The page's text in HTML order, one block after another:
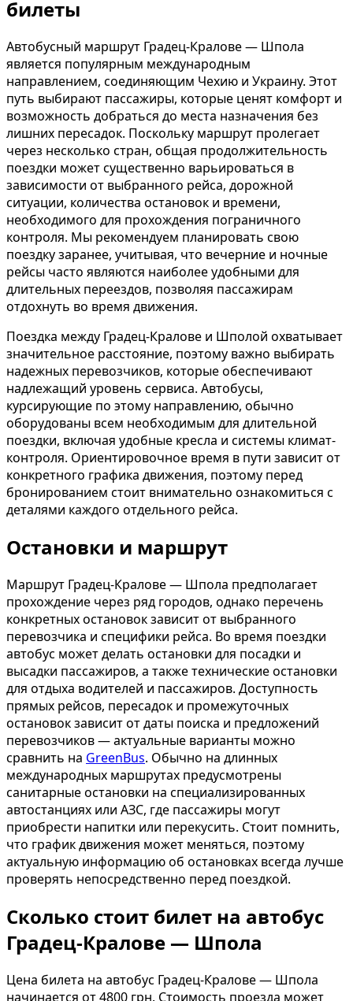
билеты
Автобусный маршрут Градец-Кралове — Шпола
является популярным международным
направлением, соединяющим Чехию и Украину. Этот
путь выбирают пассажиры, которые ценят комфорт и
возможность добраться до места назначения без
лишних пересадок. Поскольку маршрут пролегает
через несколько стран, общая продолжительность
поездки может существенно варьироваться в
зависимости от выбранного рейса, дорожной
ситуации, количества остановок и времени,
необходимого для прохождения пограничного
контроля. Мы рекомендуем планировать свою
поездку заранее, учитывая, что вечерние и ночные
рейсы часто являются наиболее удобными для
длительных переездов, позволяя пассажирам
отдохнуть во время движения.
Поездка между Градец-Кралове и Шполой охватывает
значительное расстояние, поэтому важно выбирать
надежных перевозчиков, которые обеспечивают
надлежащий уровень сервиса. Автобусы,
курсирующие по этому направлению, обычно
оборудованы всем необходимым для длительной
поездки, включая удобные кресла и системы климат-
контроля. Ориентировочное время в пути зависит от
конкретного графика движения, поэтому перед
бронированием стоит внимательно ознакомиться с
деталями каждого отдельного рейса.
Остановки и маршрут
Маршрут Градец-Кралове — Шпола предполагает
прохождение через ряд городов, однако перечень
конкретных остановок зависит от выбранного
перевозчика и специфики рейса. Во время поездки
автобус может делать остановки для посадки и
высадки пассажиров, а также технические остановки
для отдыха водителей и пассажиров. Доступность
прямых рейсов, пересадок и промежуточных
остановок зависит от даты поиска и предложений
перевозчиков — актуальные варианты можно
сравнить на GreenBus. Обычно на длинных
международных маршрутах предусмотрены
санитарные остановки на специализированных
автостанциях или АЗС, где пассажиры могут
приобрести напитки или перекусить. Стоит помнить,
что график движения может меняться, поэтому
актуальную информацию об остановках всегда лучше
проверять непосредственно перед поездкой.
Сколько стоит билет на автобус
Градец-Кралове — Шпола
Цена билета на автобус Градец-Кралове — Шпола
начинается от 4800 грн. Стоимость проезда может